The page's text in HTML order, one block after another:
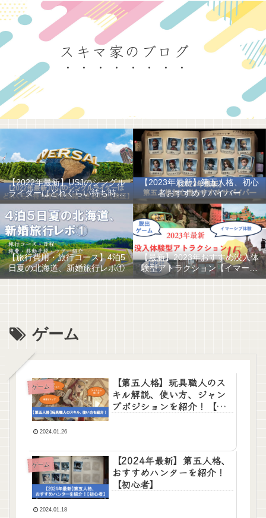
スキマ家のブログ
【2022年最新】USJのシングル
ライダーはどれぐらい待ち時間
を短縮できるのか
【2023年最新】第五人格、初心
者おすすめサバイバー
【旅行費用・旅行コース】4泊5
日夏の北海道、新婚旅行レポ①
【最新】2023年おすすめ没入体
験型アトラクション【イマーシ
ブ体験】
ゲーム
ゲーム
【第五人格】玩具職人のス
キル解説、使い方、ジャン
プポジションを紹介！【サ
2024.01.26
ゲーム
【2024年最新】第五人格、
おすすめハンターを紹介！
【初心者】
2024.01.18